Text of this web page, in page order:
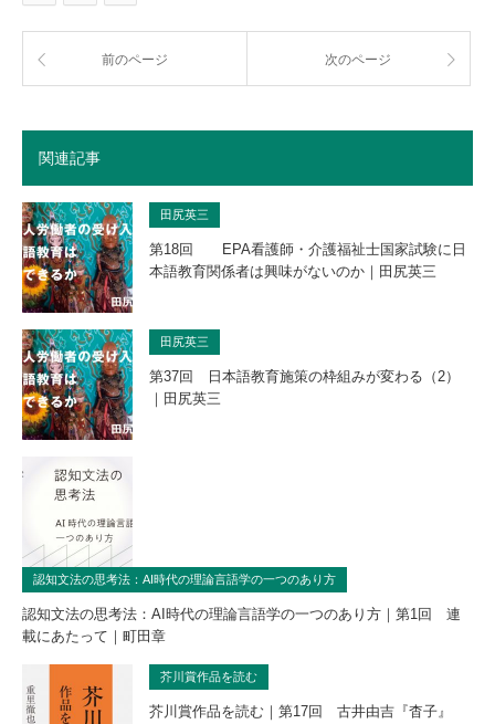
前のページ 次のページ
関連記事
田尻英三
第18回 EPA看護師・介護福祉士国家試験に日
本語教育関係者は興味がないのか｜田尻英三
田尻英三
第37回 日本語教育施策の枠組みが変わる（2）
｜田尻英三
認知文法の思考法：AI時代の理論言語学の一つのあり方
認知文法の思考法：AI時代の理論言語学の一つのあり方｜第1回 連
載にあたって｜町田章
芥川賞作品を読む
芥川賞作品を読む｜第17回 古井由吉『杳子』